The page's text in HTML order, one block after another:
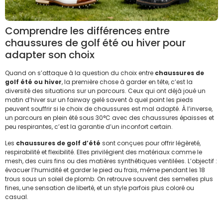
Comprendre les différences entre
chaussures de golf été ou hiver pour
adapter son choix
Quand on s’attaque à la question du choix entre chaussures de
golf été ou hiver, la première chose à garder en tête, c’est la
diversité des situations sur un parcours. Ceux qui ont déjà joué un
matin d’hiver sur un fairway gelé savent à quel point les pieds
peuvent souffrir si le choix de chaussures est mal adapté. À l’inverse,
un parcours en plein été sous 30°C avec des chaussures épaisses et
peu respirantes, c’est la garantie d’un inconfort certain.
Les chaussures de golf d’été sont conçues pour offrir légèreté,
respirabilité et flexibilité. Elles privilégient des matériaux comme le
mesh, des cuirs fins ou des matières synthétiques ventilées. L’objectif :
évacuer l’humidité et garder le pied au frais, même pendant les 18
trous sous un soleil de plomb. On retrouve souvent des semelles plus
fines, une sensation de liberté, et un style parfois plus coloré ou
casual.